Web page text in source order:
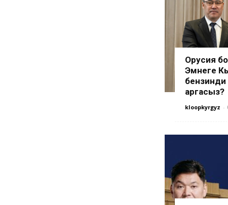
Орусия
Эмнеге
бензинди
аргасыз?
kloopkyrgyz -